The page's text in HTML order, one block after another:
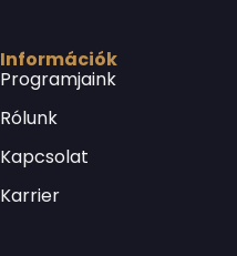
Információk
Programjaink
Rólunk
Kapcsolat
Karrier